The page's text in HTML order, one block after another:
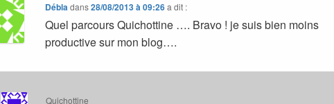
Débladans28/08/2013 à 09:26a dit :
Quel parcours Quichottine …. Bravo ! je suis bien moins
productive sur mon blog….
Quichottine